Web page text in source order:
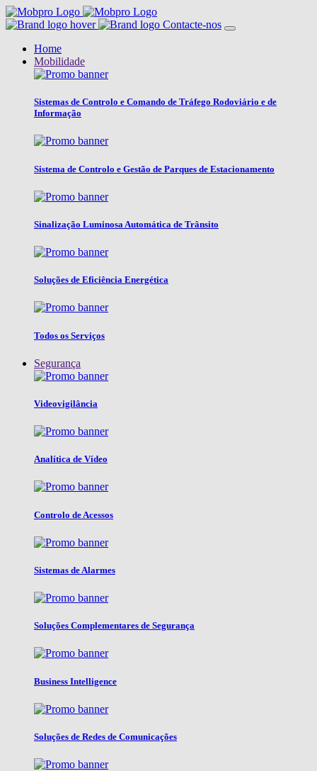
Contacte-nos
Home
Mobilidade
Sistemas de Controlo e Comando de Tráfego Rodoviário e de
Informação
Sistema de Controlo e Gestão de Parques de Estacionamento
Sinalização Luminosa Automática de Trânsito
Soluções de Eficiência Energética
Todos os Serviços
Segurança
Videovigilância
Analítica de Vídeo
Controlo de Acessos
Sistemas de Alarmes
Soluções Complementares de Segurança
Business Intelligence
Soluções de Redes de Comunicações